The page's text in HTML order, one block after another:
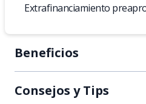
Extrafinanciamiento
Beneficios
Consejos y Tips